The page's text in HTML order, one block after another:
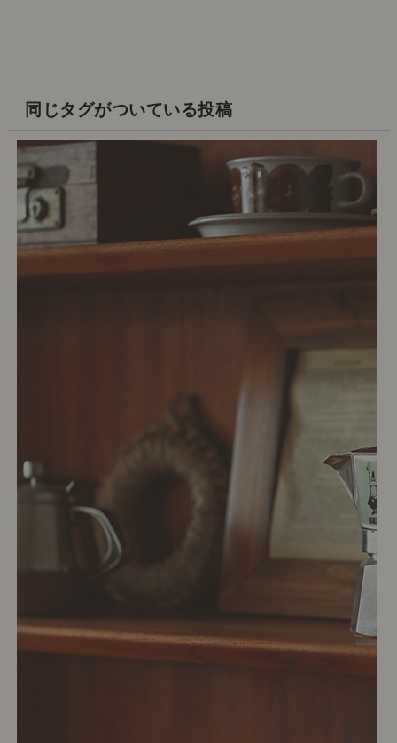
同じタグがついている投稿